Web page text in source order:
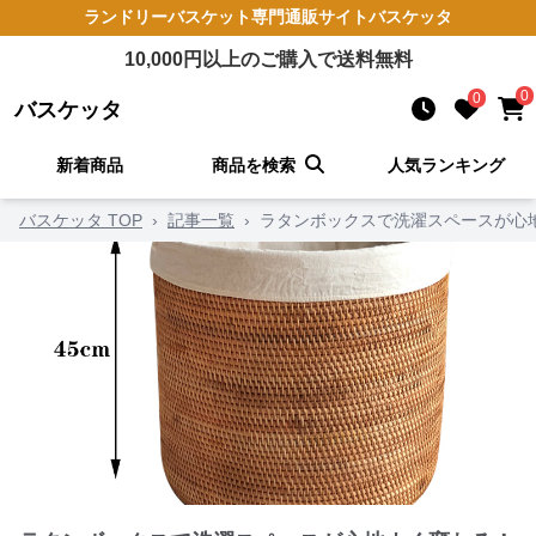
ランドリーバスケット専門通販サイトバスケッタ
10,000円以上のご購入で送料無料
バスケッタ 0 0
新着商品 商品を検索 人気ランキング
バスケッタ TOP › 記事一覧 › ラタンボックスで洗濯スペースが